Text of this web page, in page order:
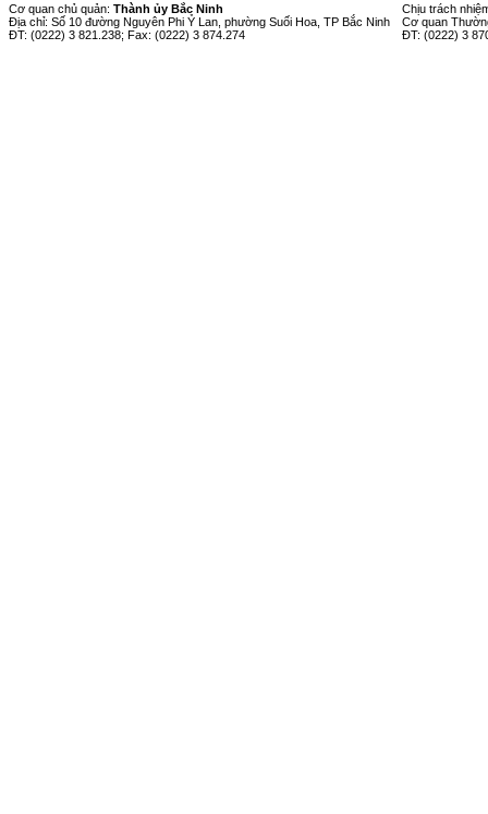
Cơ quan chủ quản: Thành ủy Bắc Ninh
Địa chỉ: Số 10 đường Nguyên Phi Ỷ Lan, phường Suối Hoa, TP Bắc Ninh
ĐT: (0222) 3 821.238; Fax: (0222) 3 874.274
Chịu trách
Cơ quan
ĐT: (0222) 3